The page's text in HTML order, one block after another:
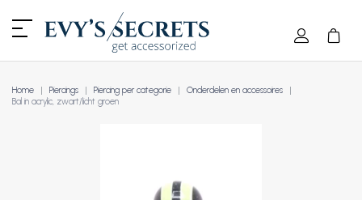
Home Piercings Piercing per categorie
Onderdelen en accessoires
Bal in acrylic, zwart/licht groen